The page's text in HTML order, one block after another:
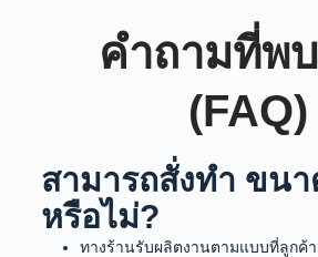
คำถามที่พ
(FAQ)
สามารถสั่งทำ ขนา
หรือไม่?
ทางร้านรับผลิตงานตามแบบที่ลูกค้